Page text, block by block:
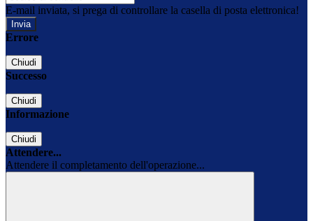
E-mail inviata, si prega di controllare la casella di posta elettronica!
Errore
Chiudi
Successo
Chiudi
Informazione
Chiudi
Attendere...
Attendere il completamento dell'operazione...